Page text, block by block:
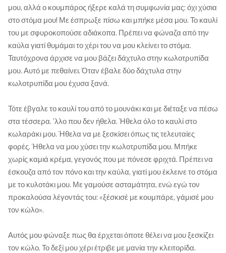
μου, αλλά ο κουμπάρος ήξερε καλά τη συμφωνία μας: όχι χύσια
στο στόμα μου! Με έσπρωξε πίσω και μπήκε μέσα μου. Το καυλί
του με σφυροκοπούσε αδιάκοπα. Πρέπει να φώναζα από την
καύλα γιατί θυμάμαι το χέρι του να μου κλείνει το στόμα.
Ταυτόχρονα άρχισε να μου βάζει δάχτυλο στην κωλοτρυπίδα
μου. Αυτό με πεθαίνει. Όταν έβαλε δύο δάχτυλα στην
κωλοτρυπίδα μου έχυσα ξανά.
Τότε έβγαλε το καυλί του από το μουνάκι και με διέταξε να πέσω
στα τέσσερα. ’λλο που δεν ήθελα. Ήθελα όλο το καυλί στο
κωλαράκι μου. Ήθελα να με ξεσκίσει όπως τις τελευταίες
φορές. Ήθελα να μου χύσει την κωλοτρυπίδα μου. Μπήκε
χωρίς καμιά κρέμα, γεγονός που με πόνεσε φριχτά. Πρέπει να
έσκουζα από τον πόνο και την καύλα, γιατί μου έκλεινε το στόμα
με το κυλοτάκι μου. Με γαμούσε ασταμάτητα, ενώ εγώ τον
προκαλούσα λέγοντάς του: «ξέσκισέ με κουμπάρε, γάμισέ μου
τον κώλο».
Αυτός μου φώναξε πως θα έρχεται όποτε θέλει να μου ξεσκίζει
τον κώλο. Το δεξί μου χέρι έτριβε με μανία την κλειτορίδα.